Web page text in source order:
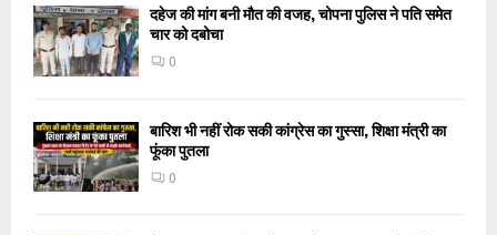
दहेज की मांग बनी मौत की वजह, चोपना पुलिस ने पति समेत
चार को दबोचा
0
बारिश भी नहीं रोक सकी कांग्रेस का गुस्सा, शिक्षा मंत्री का
फूंका पुतला
0